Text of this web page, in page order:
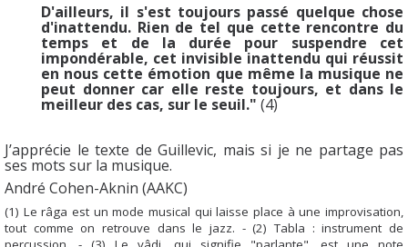
D'ailleurs, il s'est toujours passé quelque chose
d'inattendu. Rien de tel que cette rencontre du
temps et de la durée pour suspendre cet
impondérable, cet invisible inattendu qui réussit
en nous cette émotion que même la musique ne
peut donner car elle reste toujours, et dans le
meilleur des cas, sur le seuil." (4)
J’apprécie le texte de Guillevic, mais si je ne partage pas
ses mots sur la musique.
André Cohen-Aknin (AAKC)
(1) Le râga est un mode musical qui laisse place à une improvisation,
tout comme on retrouve dans le jazz. - (2) Tabla : instrument de